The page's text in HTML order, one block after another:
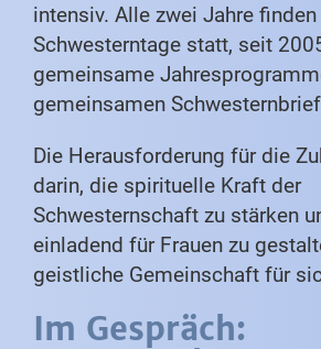
intensiv. Alle zwei Jahre
Schwesterntage statt, seit
gemeinsame
gemeinsamen
Die Herausforderung für die
darin, die spirituelle Kraft der
Schwesternschaft zu stärken
einladend für Frauen zu
geistliche Gemeinschaft für
Im Gespräch: